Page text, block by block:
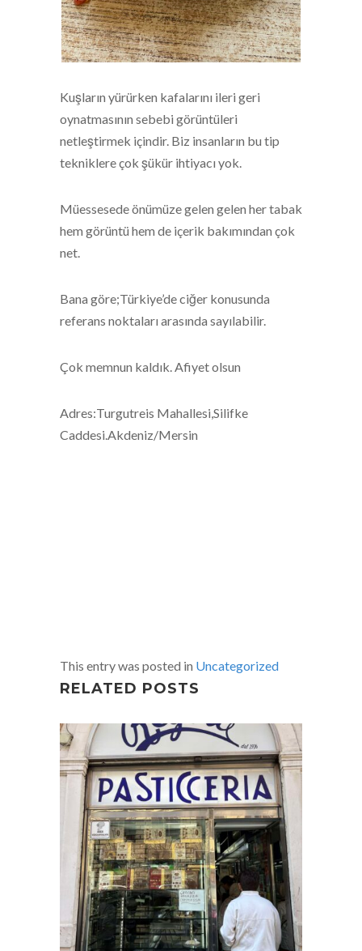
Kuşların yürürken kafalarını ileri geri
oynatmasının sebebi görüntüleri
netleştirmek içindir. Biz insanların bu tip
tekniklere çok şükür ihtiyacı yok.
Müessesede önümüze gelen gelen her tabak
hem görüntü hem de içerik bakımından çok
net.
Bana göre;Türkiye’de ciğer konusunda
referans noktaları arasında sayılabilir.
Çok memnun kaldık. Afiyet olsun
Adres:Turgutreis Mahallesi,Silifke
Caddesi.Akdeniz/Mersin
This entry was posted in Uncategorized
RELATED POSTS